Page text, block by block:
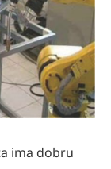
ima dobru